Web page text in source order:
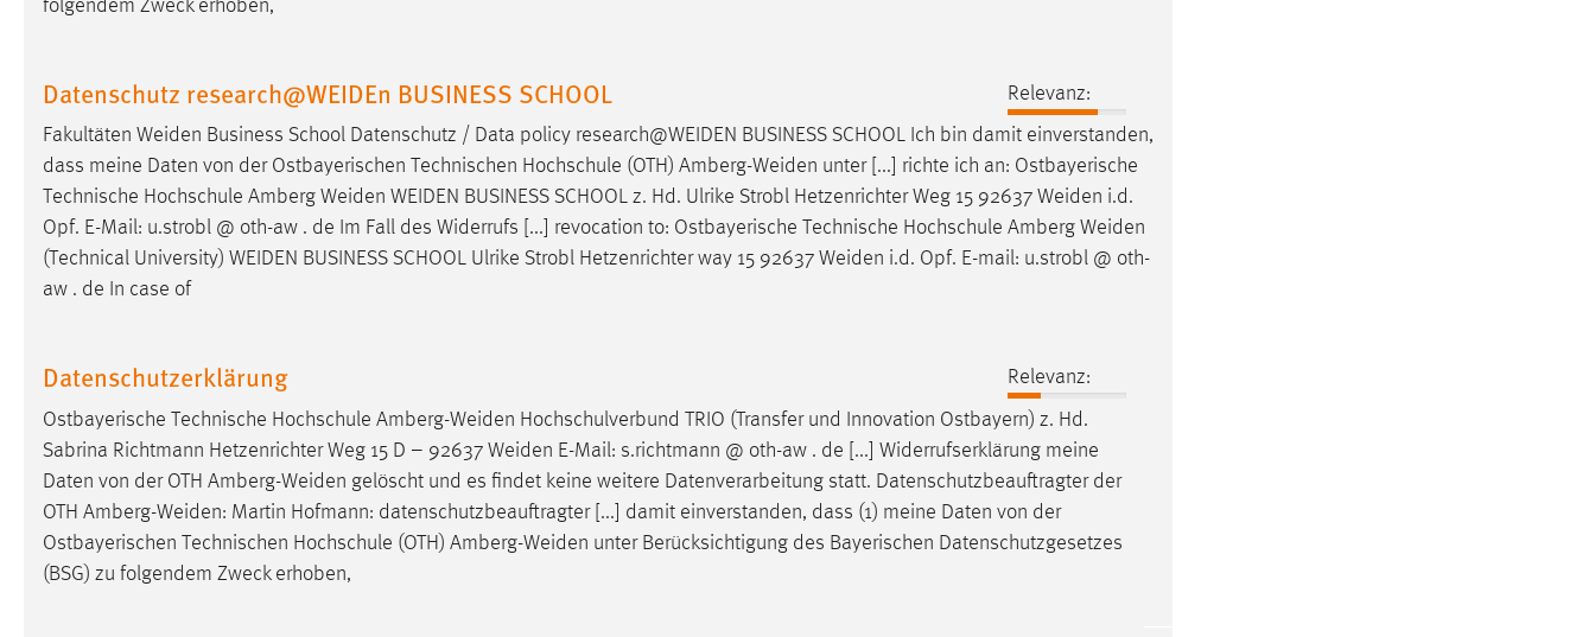
folgendem Zweck erhoben,
Datenschutz research@WEIDEn BUSINESS SCHOOL
Relevanz:
Fakultäten Weiden Business School Datenschutz / Data policy research@WEIDEN BUSINESS SCHOOL Ich bin damit einverstanden,
dass meine Daten von der Ostbayerischen Technischen Hochschule (OTH) Amberg-Weiden unter [...] richte ich an: Ostbayerische
Technische Hochschule Amberg Weiden WEIDEN BUSINESS SCHOOL z. Hd. Ulrike Strobl Hetzenrichter Weg 15 92637 Weiden i.d.
Opf. E-Mail: u.strobl @ oth-aw . de Im Fall des Widerrufs [...] revocation to: Ostbayerische Technische Hochschule Amberg Weiden
(Technical University) WEIDEN BUSINESS SCHOOL Ulrike Strobl Hetzenrichter way 15 92637 Weiden i.d. Opf. E-mail: u.strobl @ oth-
aw . de In case of
Datenschutzerklärung
Relevanz:
Ostbayerische Technische Hochschule Amberg-Weiden Hochschulverbund TRIO (Transfer und Innovation Ostbayern) z. Hd.
Sabrina Richtmann Hetzenrichter Weg 15 D – 92637 Weiden E-Mail: s.richtmann @ oth-aw . de [...] Widerrufserklärung meine
Daten von der OTH Amberg-Weiden gelöscht und es findet keine weitere Datenverarbeitung statt. Datenschutzbeauftragter der
OTH Amberg-Weiden: Martin Hofmann: datenschutzbeauftragter [...] damit einverstanden, dass (1) meine Daten von der
Ostbayerischen Technischen Hochschule (OTH) Amberg-Weiden unter Berücksichtigung des Bayerischen Datenschutzgesetzes
(BSG) zu folgendem Zweck erhoben,
in diesem Cookie gespeichert, ob man
Name: site-language-preference
Zweck:
Das Cookie speichert die gewählte
Sprache der Website.
Cookie Laufzeit:
Name:
MibewSessionID, MIBEW_UserID,
mibew_locale, mibew-chat-frame-style-
5e9dbeb1811c0446
Zweck:
Wird benötigt um die Chatfunktion
nutzen zu können.
Cookie Laufzeit:
style-5e9dbeb1811c0446 =